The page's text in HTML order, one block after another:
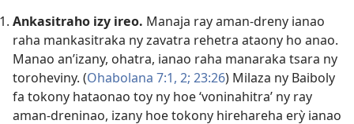
Ankasitraho izy ireo. Manaja ray aman-dreny ianao
raha mankasitraka ny zavatra rehetra ataony ho anao.
Manao an’izany, ohatra, ianao raha manaraka tsara ny
toroheviny. (Ohabolana 7:1, 2; 23:26) Milaza ny Baiboly
fa tokony hataonao toy ny hoe ‘voninahitra’ ny ray
aman-dreninao, izany hoe tokony hirehareha erỳ ianao